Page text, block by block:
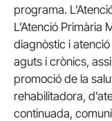
programa.
L’Atenció Primària
diagnòstic i
aguts i crònics,
promoció de la
rehabilitadora,
continuada,